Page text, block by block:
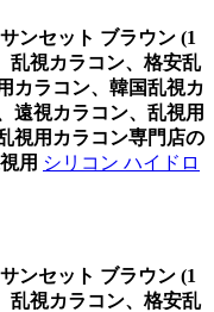
ンセット ブラウン (1
乱視カラコン、格安乱
カラコン、韓国乱視カ
遠視カラコン、乱視用
視用カラコン専門店の
用 シリコン ハイドロ
ンセット ブラウン (1
乱視カラコン、格安乱